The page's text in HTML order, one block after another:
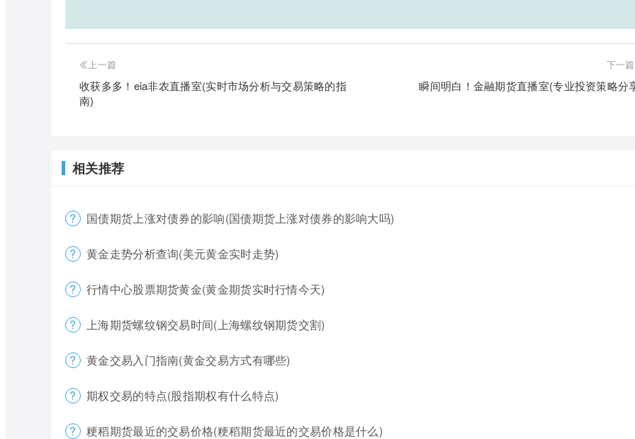
上一篇
收获多多！eia非农直播室(实时市场分析与交易策略的指
南)
下一篇
瞬间明白！金融期货直播室(专业投资策略分
相关推荐
国债期货上涨对债券的影响(国债期货上涨对债券的影响大吗)
黄金走势分析查询(美元黄金实时走势)
行情中心股票期货黄金(黄金期货实时行情今天)
上海期货螺纹钢交易时间(上海螺纹钢期货交割)
黄金交易入门指南(黄金交易方式有哪些)
期权交易的特点(股指期权有什么特点)
粳稻期货最近的交易价格(粳稻期货最近的交易价格是什么)